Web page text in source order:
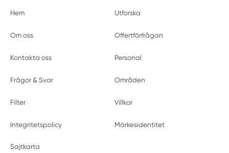
Hem Utforska
Om oss Offertförfrågan
Kontakta oss Personal
Frågor & Svar Områden
Filter Villkor
Integritetspolicy Märkesidentitet
Sajtkarta